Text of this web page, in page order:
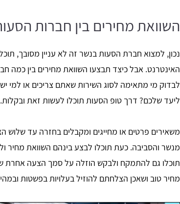
השוואת מחירים בין חברות
נכון, למצוא חברת הסעות בנשר זה לא עניין מסובך,
האינטרנט. אבל כיצד תבצעו השוואת מחירים בין כמה
לבדוק מי מתאימה לסוג השירות שאתם צריכים או למי
ליעד שלכם? דרך טופ הסעות תוכלו לעשות זאת ובקלות.
משאירים פרטים או מחייגים ומקבלים בחזרה עד שלוש
מנשר והסביבה. כעת תוכלו לבצע בינהם השוואת מחיר
תוכלו גם להתמקח ולבקש הוזלה על סמך הצעה אחרת
מחיר טוב ושאכן הצלחתם להוזיל בעלויות בפשטות
anna lipaz